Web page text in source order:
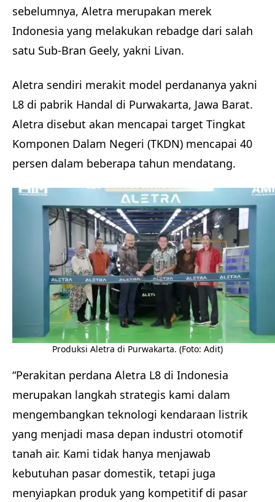
sebelumnya, Aletra merupakan merek
Indonesia yang melakukan rebadge dari salah
satu Sub-Bran Geely, yakni Livan.
Aletra sendiri merakit model perdananya yakni
L8 di pabrik Handal di Purwakarta, Jawa Barat.
Aletra disebut akan mencapai target Tingkat
Komponen Dalam Negeri (TKDN) mencapai 40
persen dalam beberapa tahun mendatang.
Produksi Aletra di Purwakarta. (Foto: Adit)
“Perakitan perdana Aletra L8 di Indonesia
merupakan langkah strategis kami dalam
mengembangkan teknologi kendaraan listrik
yang menjadi masa depan industri otomotif
tanah air. Kami tidak hanya menjawab
kebutuhan pasar domestik, tetapi juga
menyiapkan produk yang kompetitif di pasar